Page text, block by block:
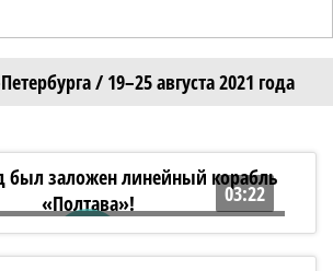
/ 19–25 августа 2021 года
03:22
был заложен линейный